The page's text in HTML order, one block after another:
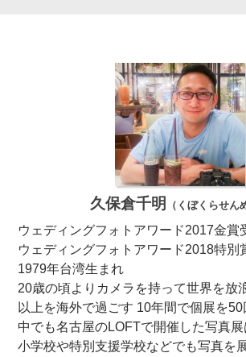
久保倉千明 （くぼくらせん
ウェディングフォトアワード2017金賞
ウェディングフォトアワード2018特別
1979年台湾生まれ
20歳の頃よりカメラを持って世界を放
以上を海外で過ごす 10年間で個展を50
中でも名古屋のLOFTで開催した写真
小学校や特別支援学校などでも写真を